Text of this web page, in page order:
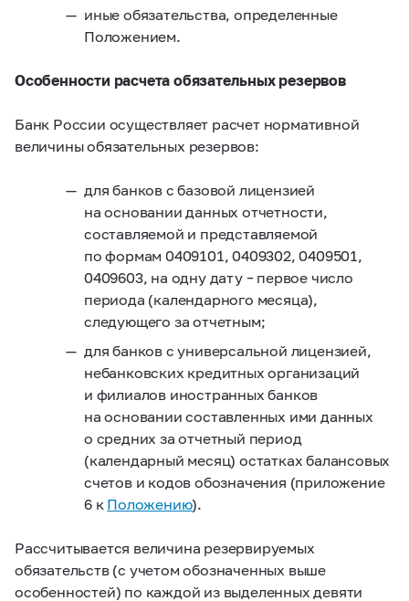
иные обязательства, определенные
Положением.
Особенности расчета обязательных резервов
Банк России осуществляет расчет нормативной
величины обязательных резервов:
для банков с базовой лицензией
на основании данных отчетности,
составляемой и представляемой
по формам 0409101, 0409302, 0409501,
0409603, на одну дату – первое число
периода (календарного месяца),
следующего за отчетным;
для банков с универсальной лицензией,
небанковских кредитных организаций
и филиалов иностранных банков
на основании составленных ими данных
о средних за отчетный период
(календарный месяц) остатках балансовых
счетов и кодов обозначения (приложение
6 к Положению).
Рассчитывается величина резервируемых
обязательств (с учетом обозначенных выше
особенностей) по каждой из выделенных девяти